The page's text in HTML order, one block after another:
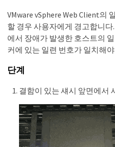
VMware vSphere Web Client의
할 경우 사용자에게 경고합니다
에서 장애가 발생한 호스트의
커에 있는 일련 번호가 일치해
단계
결함이 있는 섀시 앞면에서